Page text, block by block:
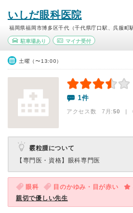
いしだ眼科医院
福岡県福岡市博多区千代（千代県庁口駅、呉服町
駐車場あり マイナ受付
土曜（〜13:00）
1件
アクセス数 7月:50 |
霰粒腫について
【専門医・資格】 眼科専門医
眼科 目のかゆみ・目が赤い
親切で優しい先生